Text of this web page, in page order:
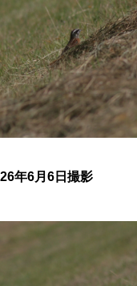
年6月6日撮影